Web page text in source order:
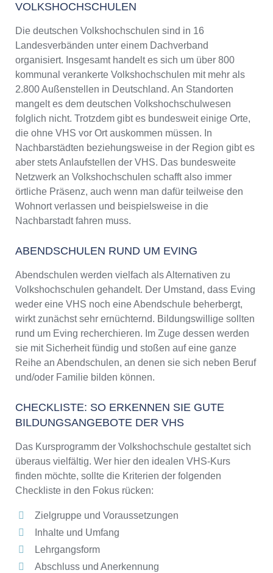
VOLKSHOCHSCHULEN
Die deutschen Volkshochschulen sind in 16
Landesverbänden unter einem Dachverband
organisiert. Insgesamt handelt es sich um über 800
kommunal verankerte Volkshochschulen mit mehr als
2.800 Außenstellen in Deutschland. An Standorten
mangelt es dem deutschen Volkshochschulwesen
folglich nicht. Trotzdem gibt es bundesweit einige Orte,
die ohne VHS vor Ort auskommen müssen. In
Nachbarstädten beziehungsweise in der Region gibt es
aber stets Anlaufstellen der VHS. Das bundesweite
Netzwerk an Volkshochschulen schafft also immer
örtliche Präsenz, auch wenn man dafür teilweise den
Wohnort verlassen und beispielsweise in die
Nachbarstadt fahren muss.
ABENDSCHULEN RUND UM EVING
Abendschulen werden vielfach als Alternativen zu
Volkshochschulen gehandelt. Der Umstand, dass Eving
weder eine VHS noch eine Abendschule beherbergt,
wirkt zunächst sehr ernüchternd. Bildungswillige sollten
rund um Eving recherchieren. Im Zuge dessen werden
sie mit Sicherheit fündig und stoßen auf eine ganze
Reihe an Abendschulen, an denen sie sich neben Beruf
und/oder Familie bilden können.
CHECKLISTE: SO ERKENNEN SIE GUTE
BILDUNGSANGEBOTE DER VHS
Das Kursprogramm der Volkshochschule gestaltet sich
überaus vielfältig. Wer hier den idealen VHS-Kurs
finden möchte, sollte die Kriterien der folgenden
Checkliste in den Fokus rücken:
Zielgruppe und Voraussetzungen
Inhalte und Umfang
Lehrgangsform
Abschluss und Anerkennung